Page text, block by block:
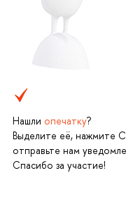
Нашли опечатку?
Выделите её, нажмите
отправьте нам
Спасибо за участие!